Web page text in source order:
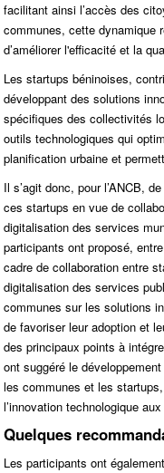
facilitant ainsi l’accès des
communes, cette dynamique
d’améliorer l'efficacité et la
Les startups béninoises,
développant des solutions
spécifiques des collectivités
outils technologiques qui
planification urbaine et
Il s’agit donc, pour l’ANCB,
ces startups en vue de
digitalisation des services
participants ont proposé,
cadre de collaboration entre
digitalisation des services
communes sur les solutions
de favoriser leur adoption et
des principaux points à
ont suggéré le
les communes et les
l’innovation technologique
Quelques
Les participants ont